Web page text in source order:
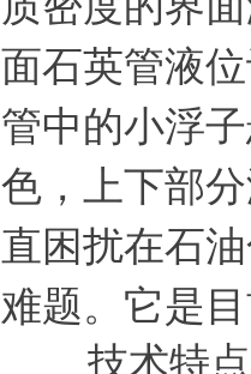
面石英管液
管中的小浮
色，上下部
直困扰在石
难题。它是
技术特点